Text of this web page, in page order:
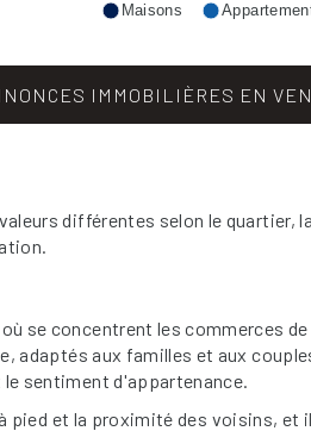
Maisons
IMMOBILIÈRES EN
différentes selon le
se concentrent les commerces
adaptés aux familles et aux
sentiment d'appartenance.
et la proximité des voisins,